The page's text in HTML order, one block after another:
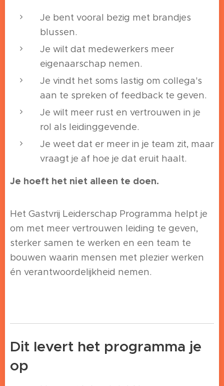
Je bent vooral bezig met brandjes
blussen.
Je wilt dat medewerkers meer
eigenaarschap nemen.
Je vindt het soms lastig om collega's
aan te spreken of feedback te geven.
Je wilt meer rust en vertrouwen in je
rol als leidinggevende.
Je weet dat er meer in je team zit, maar
vraagt je af hoe je dat eruit haalt.
Je hoeft het niet alleen te doen.
Het Gastvrij Leiderschap Programma helpt je
om met meer vertrouwen leiding te geven,
sterker samen te werken en een team te
bouwen waarin mensen met plezier werken
én verantwoordelijkheid nemen.
Dit levert het programma je
op